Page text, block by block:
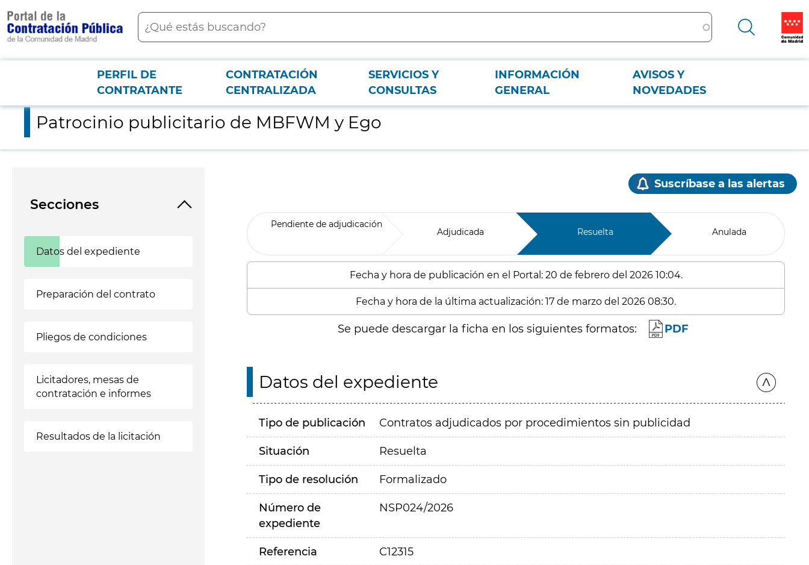
contenido
principal
Buscar
Menú PCON
PERFIL DE
CONTRATANTE
CONTRATACIÓN
CENTRALIZADA
SERVICIOS Y
CONSULTAS
INFORMACIÓN
GENERAL
AVISOS Y
NOVEDADES
Patrocinio publicitario de MBFWM y Ego
Patrocinio publicitario de MBFWM y Ego
Secciones
Datos del expediente
Preparación del contrato
Pliegos de condiciones
Licitadores, mesas de
contratación e informes
Resultados de la licitación
Suscríbase a las alertas
Pendiente de adjudicación
Adjudicada Resuelta Anulada
Fecha y hora de publicación en el Portal: 20 de febrero del 2026 10:04.
Fecha y hora de la última actualización: 17 de marzo del 2026 08:30.
Se puede descargar la ficha en los siguientes formatos: PDF
Datos del expediente
Tipo de publicación Contratos adjudicados por procedimientos sin publicidad
Situación Resuelta
Tipo de resolución Formalizado
Número de
expediente
NSP024/2026
Referencia C12315